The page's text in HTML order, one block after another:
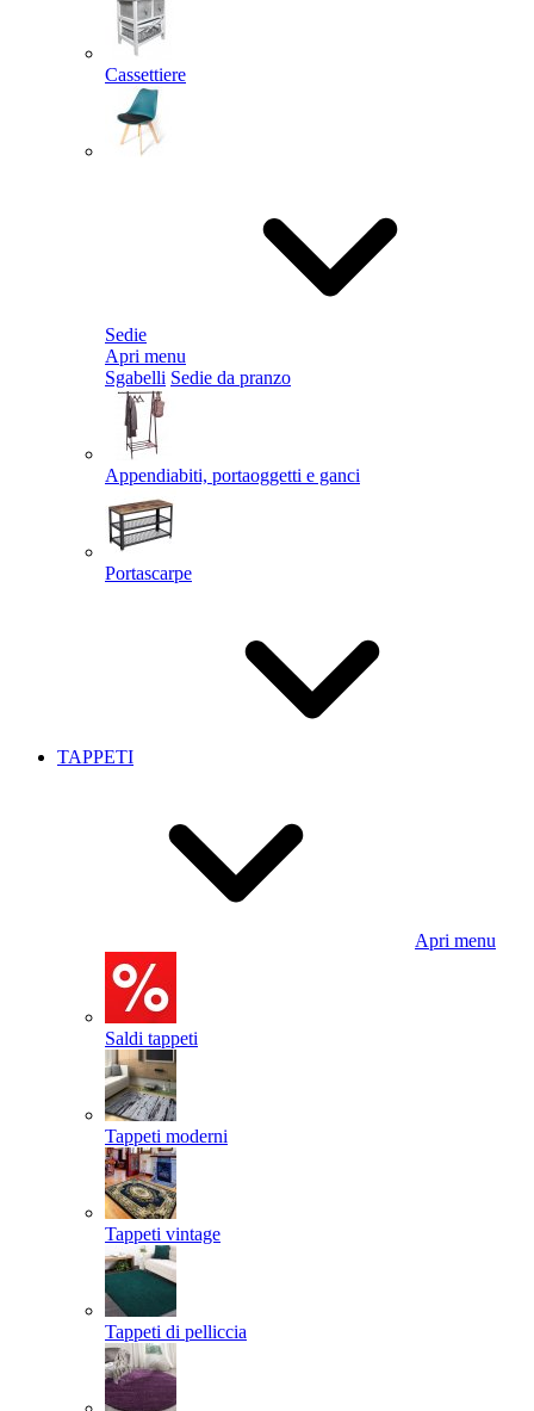
Cassettiere
Sedie
Apri menu
Sgabelli Sedie da pranzo
Appendiabiti, portaoggetti e ganci
Portascarpe
TAPPETI
Apri menu
Saldi tappeti
Tappeti moderni
Tappeti vintage
Tappeti di pelliccia